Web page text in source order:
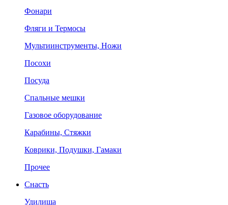
Фонари
Фляги и Термосы
Мультиинструменты, Ножи
Посохи
Посуда
Спальные мешки
Газовое оборудование
Карабины, Стяжки
Коврики, Подушки, Гамаки
Прочее
Снасть
Удилища